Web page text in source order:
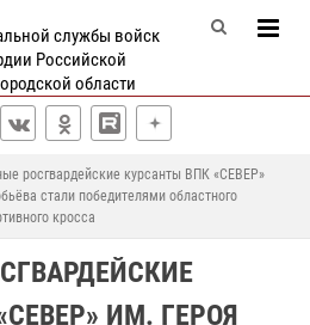
службы войск
Российской
области
росгвардейские курсанты ВПК «СЕВЕР»
стали победителями областного
кросса
ИМ. ГЕРОЯ